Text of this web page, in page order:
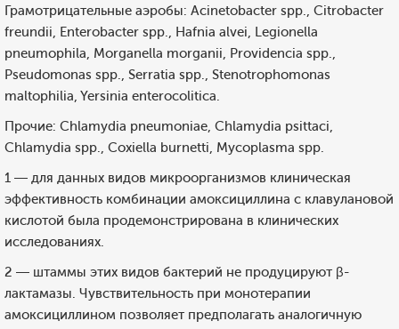
Грамотрицательные аэробы: Acinetobacter spp., Citrobacter
freundii, Enterobacter spp., Hafnia alvei, Legionella
pneumophila, Morganella morganii, Providencia spp.,
Pseudomonas spp., Serratia spp., Stenotrophomonas
maltophilia, Yersinia enterocolitica.
Прочие: Chlamydia pneumoniae, Chlamydia psittaci,
Chlamydia spp., Coxiella burnetti, Mycoplasma spp.
1 — для данных видов микроорганизмов клиническая
эффективность комбинации амоксициллина с клавулановой
кислотой была продемонстрирована в клинических
исследованиях.
2 — штаммы этих видов бактерий не продуцируют β-
лактамазы. Чувствительность при монотерапии
амоксициллином позволяет предполагать аналогичную